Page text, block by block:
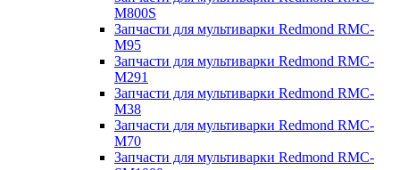
M800S
Запчасти для мультиварки Redmond RMC-
M95
Запчасти для мультиварки Redmond RMC-
M291
Запчасти для мультиварки Redmond RMC-
M38
Запчасти для мультиварки Redmond RMC-
M70
Запчасти для мультиварки Redmond RMC-